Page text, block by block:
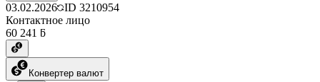
03.02.2026 ID 3210954
Контактное лицо
60 241 ƃ
Конвертер валют